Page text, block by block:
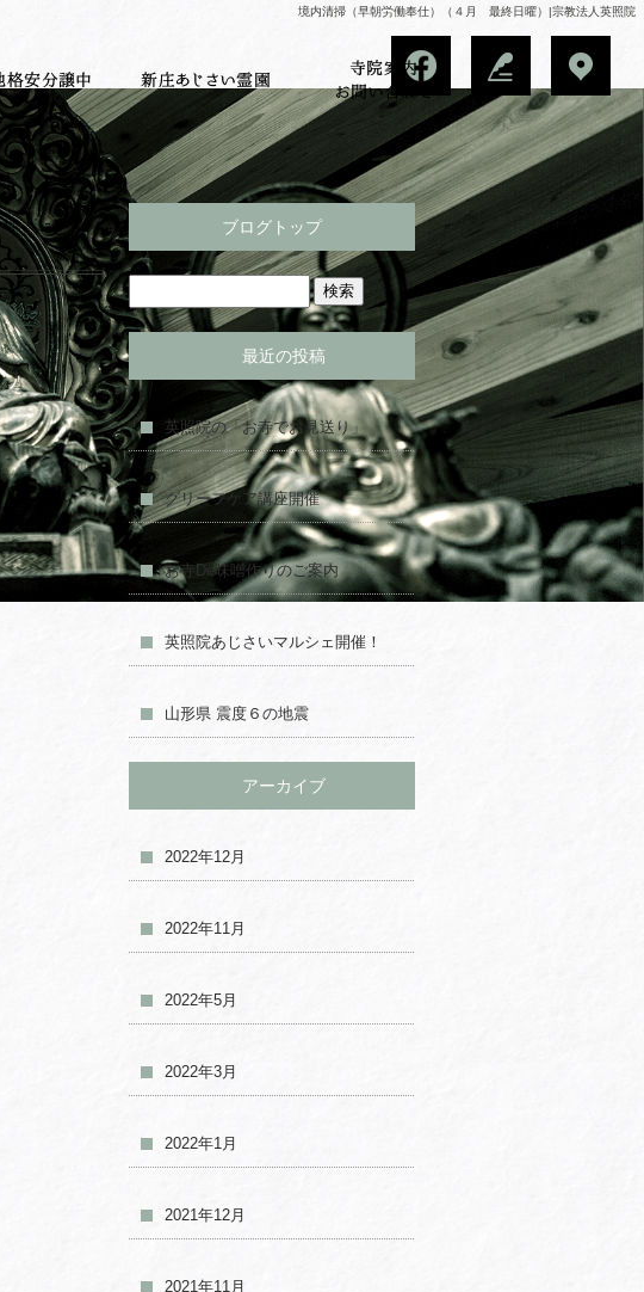
境内清掃（早朝労働奉仕）（４月 最終日曜）|宗教法人英照院
ブログトップ
最近の投稿
英照院の「お寺でお見送り」
グリーフケア講座開催
お寺De味噌作りのご案内
英照院あじさいマルシェ開催！
山形県 震度６の地震
アーカイブ
2022年12月
2022年11月
2022年5月
2022年3月
2022年1月
2021年12月
2021年11月